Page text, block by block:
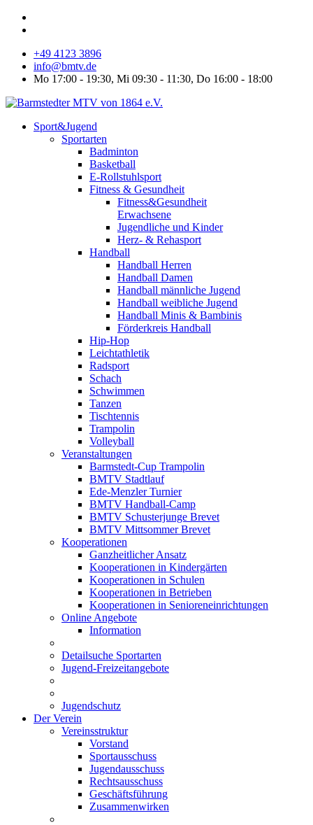
+49 4123 3896
info@bmtv.de
Mo 17:00 - 19:30, Mi 09:30 - 11:30, Do 16:00 - 18:00
Sport&Jugend
Sportarten
Badminton
Basketball
E-Rollstuhlsport
Fitness & Gesundheit
Fitness&Gesundheit
Erwachsene
Jugendliche und Kinder
Herz- & Rehasport
Handball
Handball Herren
Handball Damen
Handball männliche Jugend
Handball weibliche Jugend
Handball Minis & Bambinis
Förderkreis Handball
Hip-Hop
Leichtathletik
Radsport
Schach
Schwimmen
Tanzen
Tischtennis
Trampolin
Volleyball
Veranstaltungen
Barmstedt-Cup Trampolin
BMTV Stadtlauf
Ede-Menzler Turnier
BMTV Handball-Camp
BMTV Schusterjunge Brevet
BMTV Mittsommer Brevet
Kooperationen
Ganzheitlicher Ansatz
Kooperationen in Kindergärten
Kooperationen in Schulen
Kooperationen in Betrieben
Kooperationen in Senioreneinrichtungen
Online Angebote
Information
Detailsuche Sportarten
Jugend-Freizeitangebote
Jugendschutz
Der Verein
Vereinsstruktur
Vorstand
Sportausschuss
Jugendausschuss
Rechtsausschuss
Geschäftsführung
Zusammenwirken